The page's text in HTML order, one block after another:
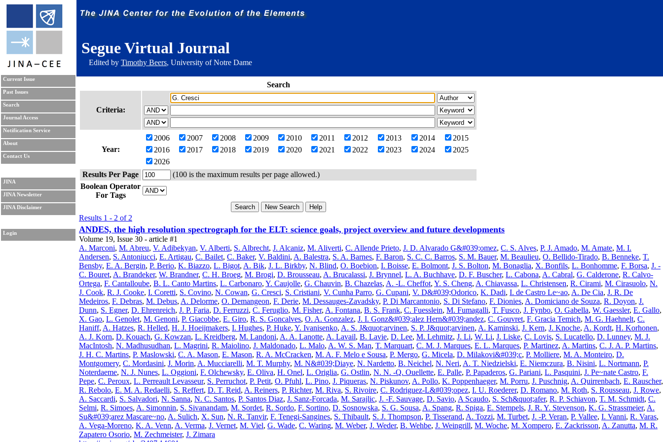
Segue Virtual Journal
Edited by Timothy Beers, University of Notre Dame
Current Issue
Past Issues
Search
Journal Access
Notification Service
About
Contact Us
JINA
JINA Newsletter
JINA Disclaimer
Login
Search
Criteria:
Year:
2006 2007 2008 2009 2010 2011 2012 2013 2014
2015
2016
2017 2018 2019 2020 2021 2022 2023 2024
2025
2026
Results Per Page
(100 is the maximum results per page allowed.)
Boolean Operator
For Tags
Results 1 - 2 of 2
ANDES, the high resolution spectrograph for the ELT: science goals, project overview and future developments
Volume 19, Issue 30 - article #1
A. Marconi, M. Abreu, V. Adibekyan, V. Alberti, S. Albrecht, J. Alcaniz, M. Aliverti, C. Allende Prieto, J. D. Alvarado G&#039;omez, C. S. Alves, P. J. Amado, M. Amate, M. I.
Andersen, S. Antoniucci, E. Artigau, C. Bailet, C. Baker, V. Baldini, A. Balestra, S. A. Barnes, F. Baron, S. C. C. Barros, S. M. Bauer, M. Beaulieu, O. Bellido-Tirado, B. Benneke, T.
Bensby, E. A. Bergin, P. Berio, K. Biazzo, L. Bigot, A. Bik, J. L. Birkby, N. Blind, O. Boebion, I. Boisse, E. Bolmont, J. S. Bolton, M. Bonaglia, X. Bonfils, L. Bonhomme, F. Borsa, J. -
C. Bouret, A. Brandeker, W. Brandner, C. H. Broeg, M. Brogi, D. Brousseau, A. Brucalassi, J. Brynnel, L. A. Buchhave, D. F. Buscher, L. Cabona, A. Cabral, G. Calderone, R. Calvo-
Ortega, F. Cantalloube, B. L. Canto Martins, L. Carbonaro, Y. Caujolle, G. Chauvin, B. Chazelas, A. -L. Cheffot, Y. S. Cheng, A. Chiavassa, L. Christensen, R. Cirami, M. Cirasuolo, N.
J. Cook, R. J. Cooke, I. Coretti, S. Covino, N. Cowan, G. Cresci, S. Cristiani, V. Cunha Parro, G. Cupani, V. D&#039;Odorico, K. Dadi, I. de Castro Le~ao, A. De Cia, J. R. De
Medeiros, F. Debras, M. Debus, A. Delorme, O. Demangeon, F. Derie, M. Dessauges-Zavadsky, P. Di Marcantonio, S. Di Stefano, F. Dionies, A. Domiciano de Souza, R. Doyon, J.
Dunn, S. Egner, D. Ehrenreich, J. P. Faria, D. Ferruzzi, C. Feruglio, M. Fisher, A. Fontana, B. S. Frank, C. Fuesslein, M. Fumagalli, T. Fusco, J. Fynbo, O. Gabella, W. Gaessler, E. Gallo,
X. Gao, L. Genolet, M. Genoni, P. Giacobbe, E. Giro, R. S. Goncalves, O. A. Gonzalez, J. I. Gonz&#039;alez Hern&#039;andez, C. Gouvret, F. Gracia Temich, M. G. Haehnelt, C.
Haniff, A. Hatzes, R. Helled, H. J. Hoeijmakers, I. Hughes, P. Huke, Y. Ivanisenko, A. S. J&quot;arvinen, S. P. J&quot;arvinen, A. Kaminski, J. Kern, J. Knoche, A. Kordt, H. Korhonen,
A. J. Korn, D. Kouach, G. Kowzan, L. Kreidberg, M. Landoni, A. A. Lanotte, A. Lavail, B. Lavie, D. Lee, M. Lehmitz, J. Li, W. Li, J. Liske, C. Lovis, S. Lucatello, D. Lunney, M. J.
MacIntosh, N. Madhusudhan, L. Magrini, R. Maiolino, J. Maldonado, L. Malo, A. W. S. Man, T. Marquart, C. M. J. Marques, E. L. Marques, P. Martinez, A. Martins, C. J. A. P. Martins,
J. H. C. Martins, P. Maslowski, C. A. Mason, E. Mason, R. A. McCracken, M. A. F. Melo e Sousa, P. Mergo, G. Micela, D. Milakovi&#039;c, P. Molliere, M. A. Monteiro, D.
Montgomery, C. Mordasini, J. Morin, A. Mucciarelli, M. T. Murphy, M. N&#039;Diaye, N. Nardetto, B. Neichel, N. Neri, A. T. Niedzielski, E. Niemczura, B. Nisini, L. Nortmann, P.
Noterdaeme, N. J. Nunes, L. Oggioni, F. Olchewsky, E. Oliva, H. Onel, L. Origlia, G. Ostlin, N. N. -Q. Ouellette, E. Palle, P. Papaderos, G. Pariani, L. Pasquini, J. Pe~nate Castro, F.
Pepe, C. Peroux, L. Perreault Levasseur, S. Perruchot, P. Petit, O. Pfuhl, L. Pino, J. Piqueras, N. Piskunov, A. Pollo, K. Poppenhaeger, M. Porru, J. Puschnig, A. Quirrenbach, E. Rauscher,
R. Rebolo, E. M. A. Redaelli, S. Reffert, D. T. Reid, A. Reiners, P. Richter, M. Riva, S. Rivoire, C. Rodriguez-L&#039;opez, I. U. Roederer, D. Romano, M. Roth, S. Rousseau, J. Rowe,
A. Saccardi, S. Salvadori, N. Sanna, N. C. Santos, P. Santos Diaz, J. Sanz-Forcada, M. Sarajlic, J. -F. Sauvage, D. Savio, A Scaudo, S. Sch&quot;afer, R. P. Schiavon, T. M. Schmidt, C.
Selmi, R. Simoes, A. Simonnin, S. Sivanandam, M. Sordet, R. Sordo, F. Sortino, D. Sosnowska, S. G. Sousa, A. Spang, R. Spiga, E. Stempels, J. R. Y. Stevenson, K. G. Strassmeier, A.
Su&#039;arez Mascare~no, A. Sulich, X. Sun, N. R. Tanvir, F. Tenegi-Sangines, S. Thibault, S. J. Thompson, P. Tisserand, A. Tozzi, M. Turbet, J. -P. Veran, P. Vallee, I. Vanni, R. Varas,
A. Vega-Moreno, K. A. Venn, A. Verma, J. Vernet, M. Viel, G. Wade, C. Waring, M. Weber, J. Weder, B. Wehbe, J. Weingrill, M. Woche, M. Xompero, E. Zackrisson, A. Zanutta, M. R.
Zapatero Osorio, M. Zechmeister, J. Zimara